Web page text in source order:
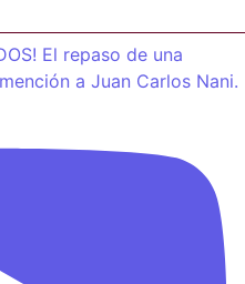
El repaso de una
a Juan Carlos Nani.